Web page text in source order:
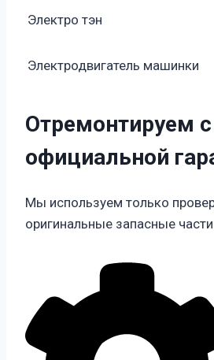
Электро тэн
Электродвигатель машинки
Отремонтируем с
официальной
Мы используем только
оригинальные запасные части